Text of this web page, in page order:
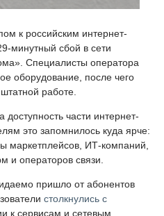
к российским интернет-
минутный сбой в сети
Специалисты оператора
оборудование, после чего
работе.
части интернет-
это запомнилось куда ярче:
маркетплейсов, ИТ-компаний,
и операторов связи.
пришло от абонентов
столкнулись с
к сервисам и сетевым